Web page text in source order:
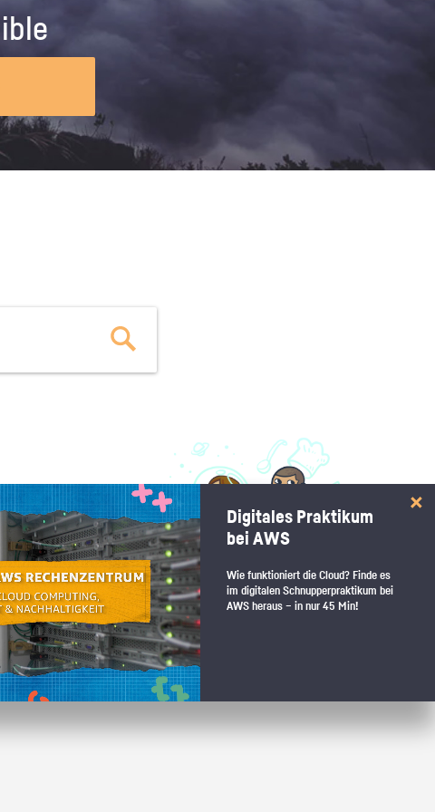
dich interessiert:
zum Stärkentest.
wenn du den passenden Platz
Digitales Praktikum
bei AWS
Wie funktioniert die Cloud? Finde es
im digitalen Schnupperpraktikum bei
AWS heraus – in nur 45 Min!